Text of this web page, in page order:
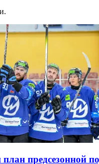
план предсезонной